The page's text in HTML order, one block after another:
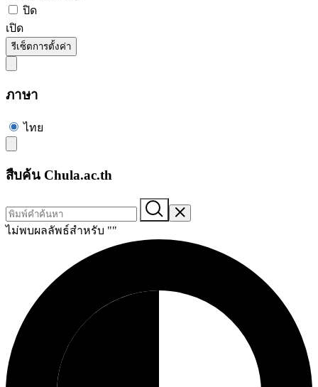
ปิด
เปิด
รีเซ็ตการตั้งค่า
ภาษา
ไทย
สืบค้น Chula.ac.th
ไม่พบผลลัพธ์สำหรับ ""